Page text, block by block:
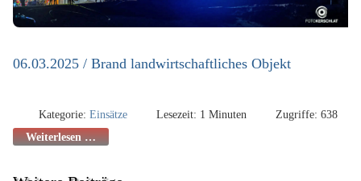
06.03.2025 / Brand landwirtschaftliches Objekt
Kategorie:Einsätze Lesezeit: 1 Minuten
Zugriffe: 638
Weiterlesen …